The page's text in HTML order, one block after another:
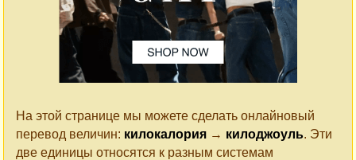
На этой странице мы можете сделать онлайновый
перевод величин: килокалория → килоджоуль. Эти
две единицы относятся к разным системам